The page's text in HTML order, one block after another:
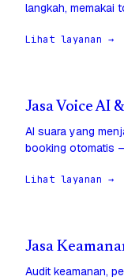
langkah, memakai
Lihat layanan →
Jasa Voice AI
AI suara yang
booking otomatis
Lihat layanan →
Jasa
Audit keamanan,